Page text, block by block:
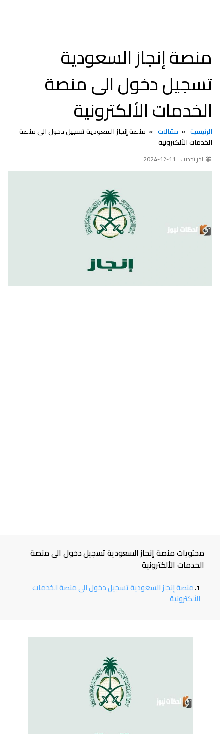
منصة إنجاز السعودية
تسجيل دخول الى منصة
الخدمات الألكترونية
الرئيسية مقالات
منصة إنجاز السعودية تسجيل دخول الى منصة
الخدمات الألكترونية
اخر تحديث : 11-12-2024
محتويات منصة إنجاز السعودية تسجيل دخول الى منصة
الخدمات الألكترونية
منصة إنجاز السعودية تسجيل دخول الى منصة الخدمات
الألكترونية